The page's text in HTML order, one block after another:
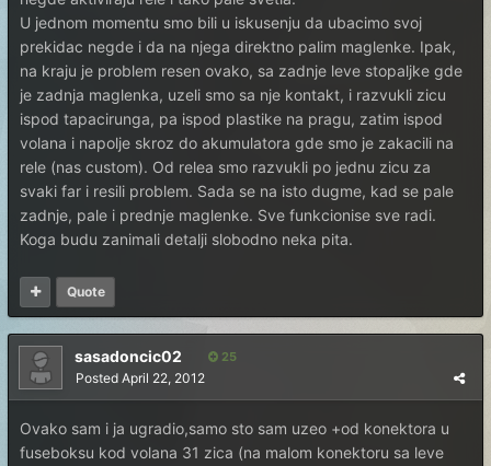
U jednom momentu smo bili u iskusenju da ubacimo svoj
prekidac negde i da na njega direktno palim maglenke. Ipak,
na kraju je problem resen ovako, sa zadnje leve stopaljke gde
je zadnja maglenka, uzeli smo sa nje kontakt, i razvukli zicu
ispod tapacirunga, pa ispod plastike na pragu, zatim ispod
volana i napolje skroz do akumulatora gde smo je zakacili na
rele (nas custom). Od relea smo razvukli po jednu zicu za
svaki far i resili problem. Sada se na isto dugme, kad se pale
zadnje, pale i prednje maglenke. Sve funkcionise sve radi.
Koga budu zanimali detalji slobodno neka pita.
Quote
sasadoncic02 25
Posted April 22, 2012
Ovako sam i ja ugradio,samo sto sam uzeo +od konektora u
fuseboksu kod volana 31 zica (na malom konektoru sa leve